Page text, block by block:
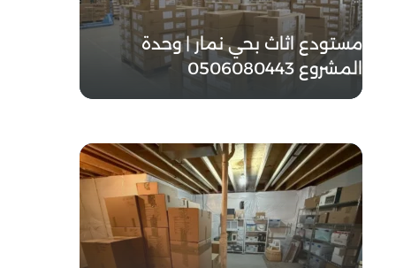
مستودع اثاث بحي نمار | وحدة
المشروع 0506080443
مستودع اثاث بحي الخليج | وحدة
المشروع 0506080443